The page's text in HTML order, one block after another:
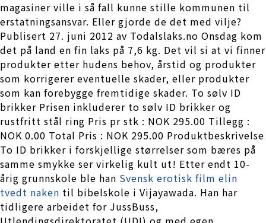
magasiner ville i så fall kunne stille kommunen til
erstatningsansvar. Eller gjorde de det med vilje?
Publisert 27. juni 2012 av Todalslaks.no Onsdag kom
det på land en fin laks på 7,6 kg. Det vil si at vi finner
produkter etter hudens behov, årstid og produkter
som korrigerer eventuelle skader, eller produkter
som kan forebygge fremtidige skader. To sølv ID
brikker Prisen inkluderer to sølv ID brikker og
rustfritt stål ring Pris pr stk : NOK 295.00 Tillegg :
NOK 0.00 Total Pris : NOK 295.00 Produktbeskrivelse
To ID brikker i forskjellige størrelser som bæres på
samme smykke ser virkelig kult ut! Etter endt 10-
årig grunnskole ble han Svensk erotisk film elin
tvedt naken til bibelskole i Vijayawada. Han har
tidligere arbeidet for JussBuss,